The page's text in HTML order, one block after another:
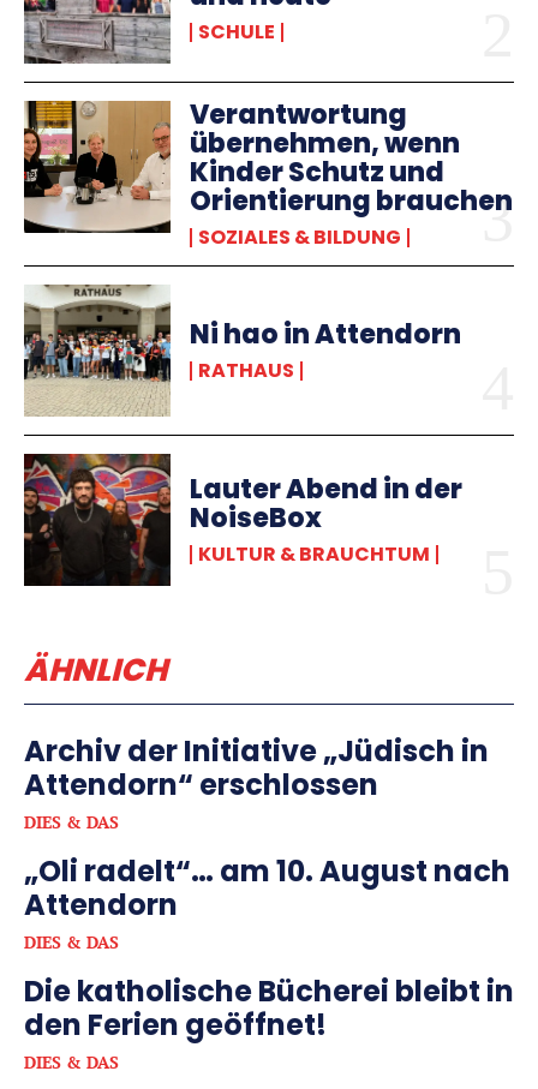
SCHULE
Verantwortung
übernehmen, wenn
Kinder Schutz und
Orientierung brauchen
SOZIALES & BILDUNG
Ni hao in Attendorn
RATHAUS
Lauter Abend in der
NoiseBox
KULTUR & BRAUCHTUM
ÄHNLICH
Archiv der Initiative „Jüdisch in
Attendorn“ erschlossen
DIES & DAS
„Oli radelt“… am 10. August nach
Attendorn
DIES & DAS
Die katholische Bücherei bleibt in
den Ferien geöffnet!
DIES & DAS